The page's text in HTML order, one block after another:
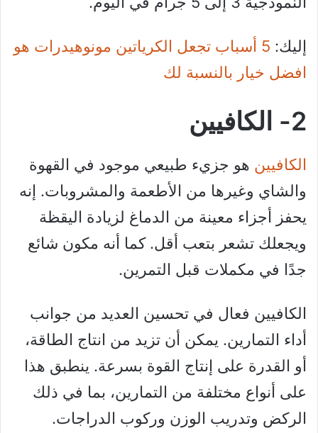
إليك:
5 أسباب تجعل الكرياتين مونوهيدرات هو
افضل خيار بالنسبة لك
2- الكافيين
الكافيين هو جزيء طبيعي موجود في القهوة
والشاي وغيرها من الأطعمة والمشروبات. إنه
يحفز أجزاء معينة من الدماغ لزيادة اليقظة
ويجعلك تشعر بتعب أقل. كما أنه مكون شائع
جدًا في مكملات قبل التمرين.
الكافيين فعال في تحسين العديد من جوانب
أداء التمارين. يمكن أن تزيد من انتاج الطاقة،
أو القدرة على إنتاج القوة بسرعة. ينطبق هذا
على أنواع مختلفة من التمارين، بما في ذلك
الركض وتدريب الوزن وركوب الدراجات.